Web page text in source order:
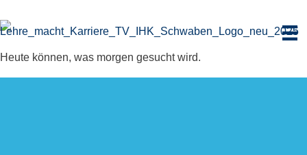
Inhalt
Heute können, was morgen gesucht wird.